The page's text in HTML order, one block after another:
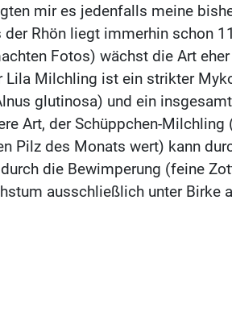
mir es jedenfalls meine
Rhön liegt immerhin schon
Fotos) wächst die Art
Milchling ist ein strikter
glutinosa) und ein
Art, der Schüppchen-Milchling
Pilz des Monats wert) kann
die Bewimperung (feine
ausschließlich unter Birke